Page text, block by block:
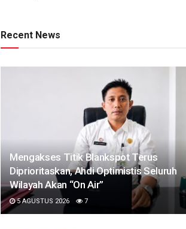
Recent News
Mengakses Titik Blankspot Terus
Diprioritaskan, Ahdi Optimistis Seluruh
Wilayah Akan “On Air”
5 AGUSTUS 2026 7